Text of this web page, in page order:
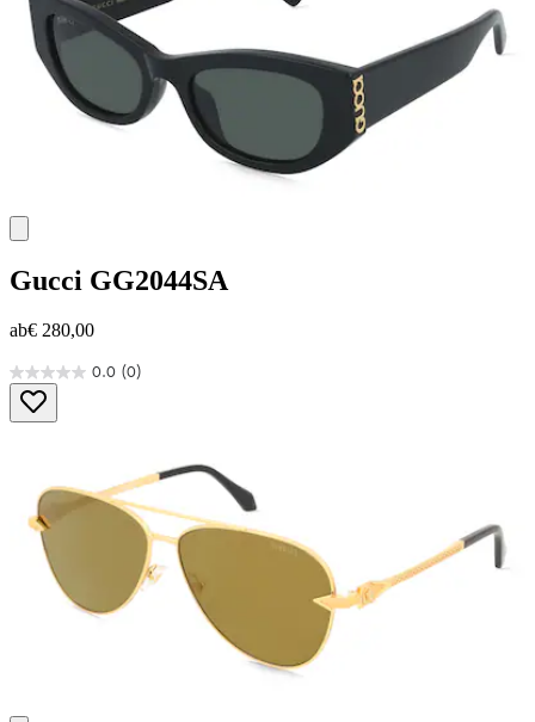
Gucci GG2044SA
ab€ 280,00
0.0 (0)
0.0
von
5